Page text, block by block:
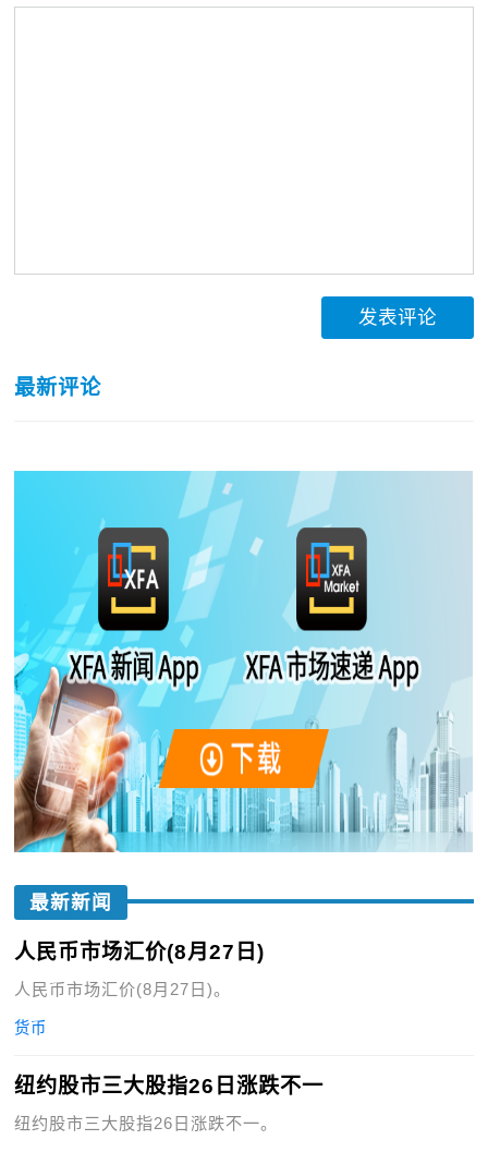
发表评论
最新评论
最新新闻
人民币市场汇价(8月27日)
人民币市场汇价(8月27日)。
货币
纽约股市三大股指26日涨跌不一
纽约股市三大股指26日涨跌不一。